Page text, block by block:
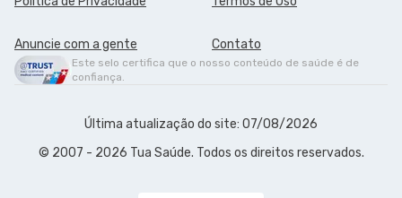
Anuncie com a gente Contato
Este selo certifica que o nosso conteúdo de saúde é de
confiança.
Última atualização do site: 07/08/2026
© 2007 - 2026 Tua Saúde. Todos os direitos reservados.